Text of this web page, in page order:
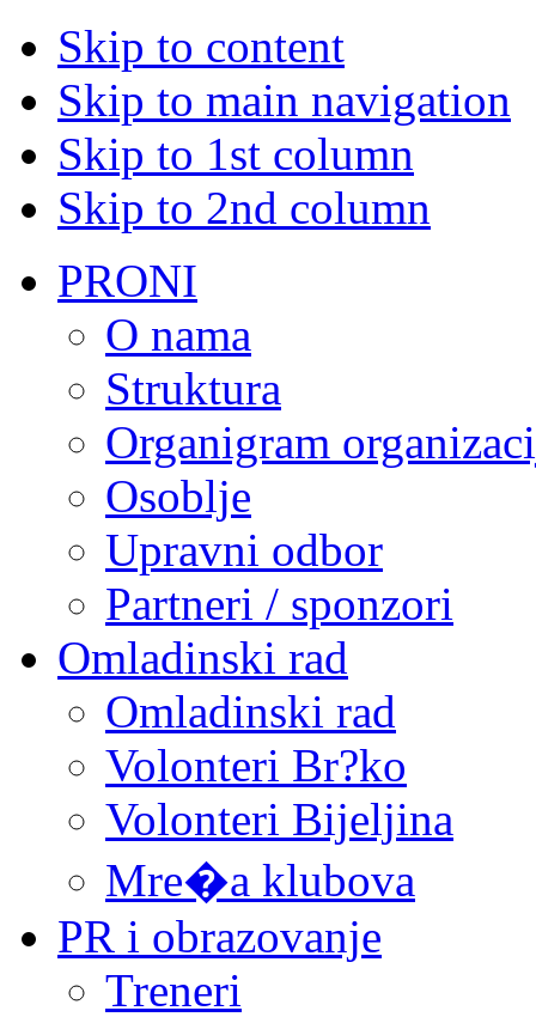
Skip to content
Skip to main navigation
Skip to 1st column
Skip to 2nd column
PRONI
O nama
Struktura
Organigram
Osoblje
Upravni odbor
Partneri / sponzori
Omladinski rad
Omladinski rad
Volonteri Br?ko
Volonteri Bijeljina
Mre�a klubova
PR i obrazovanje
Treneri